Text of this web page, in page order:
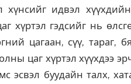
хүнсийг идвэл
хүртэл гэдсийг нь
цагаан, сүү, тараг,
цаг хүртэл хүүхдээ
эсвэл буудайн талх,